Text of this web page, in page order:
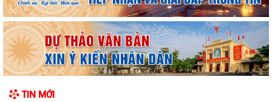
TIN MỚI
Công văn v/v thực hiện liên thông dữ liệu khám sức khỏe định kỳ,
khám sàng lọc
Công văn số 186/KH- UBND Triển khai thực hiện Chương trình quốc gia
về an toàn trong sử dụng điện...
thu nhập đủ điều kiện để được mua,...